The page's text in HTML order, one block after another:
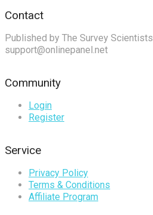
Contact
Published by The Survey Scientists
support@onlinepanel.net
Community
Login
Register
Service
Privacy Policy
Terms & Conditions
Affiliate Program